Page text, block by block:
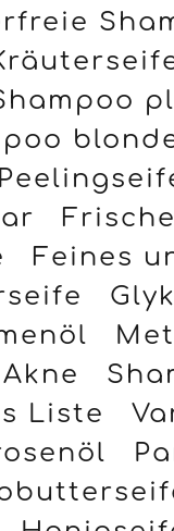
Feines
Akne
Liste